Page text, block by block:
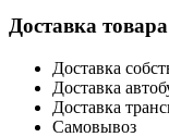
Доставка товара
Доставка
Доставка
Доставка
Самовывоз